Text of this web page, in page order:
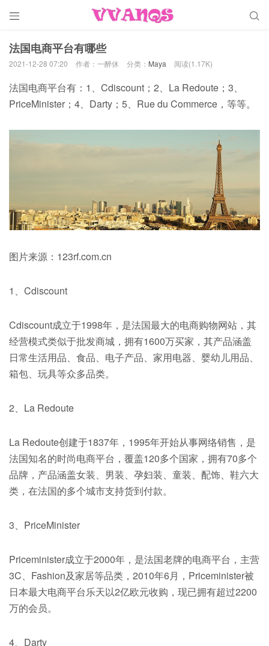
 
法国电商平台有哪些
2021-12-28 07:20 作者：一醉休 分类： Maya 阅读(1.17K)
法国电商平台有：1、Cdiscount；2、La Redoute；3、
PriceMinister；4、Darty；5、Rue du Commerce，等等。
图片来源：123rf.com.cn
1、Cdiscount
Cdiscount成立于1998年，是法国最大的电商购物网站，其
经营模式类似于批发商城，拥有1600万买家，其产品涵盖
日常生活用品、食品、电子产品、家用电器、婴幼儿用品、
箱包、玩具等众多品类。
2、La Redoute
La Redoute创建于1837年，1995年开始从事网络销售，是
法国知名的时尚电商平台，覆盖120多个国家，拥有70多个
品牌，产品涵盖女装、男装、孕妇装、童装、配饰、鞋六大
类，在法国的多个城市支持货到付款。
3、PriceMinister
Priceminister成立于2000年，是法国老牌的电商平台，主营
3C、Fashion及家居等品类，2010年6月，Priceminister被
日本最大电商平台乐天以2亿欧元收购，现已拥有超过2200
万的会员。
4、Darty